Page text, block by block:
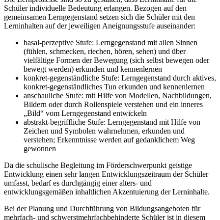
Schüler individuelle Bedeutung erlangen. Bezogen auf den
gemeinsamen Lerngegenstand setzen sich die Schüler mit den
Lerninhalten auf der jeweiligen Aneignungsstufe auseinander:
basal-perzeptive Stufe: Lerngegenstand mit allen Sinnen
(fühlen, schmecken, riechen, hören, sehen) und über
vielfältige Formen der Bewegung (sich selbst bewegen oder
bewegt werden) erkunden und kennenlernen
konkret-gegenständliche Stufe: Lerngegenstand durch aktives,
konkret-gegenständliches Tun erkunden und kennenlernen
anschauliche Stufe: mit Hilfe von Modellen, Nachbildungen,
Bildern oder durch Rollenspiele verstehen und ein inneres
„Bild“ vom Lerngegenstand entwickeln
abstrakt-begriffliche Stufe: Lerngegenstand mit Hilfe von
Zeichen und Symbolen wahrnehmen, erkunden und
verstehen; Erkenntnisse werden auf gedanklichem Weg
gewonnen
Da die schulische Begleitung im Förderschwerpunkt geistige
Entwicklung einen sehr langen Entwicklungszeitraum der Schüler
umfasst, bedarf es durchgängig einer alters- und
entwicklungsgemäßen inhaltlichen Akzentuierung der Lerninhalte.
Bei der Planung und Durchführung von Bildungsangeboten für
mehrfach- und schwerstmehrfachbehinderte Schüler ist in diesem